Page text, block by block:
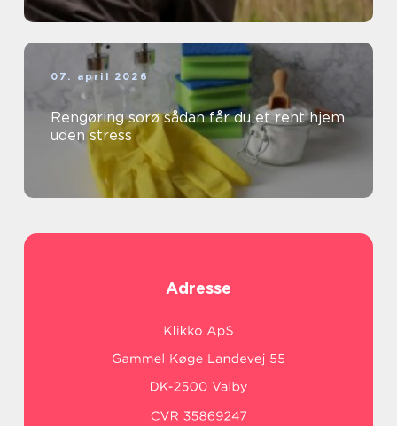
07. april 2026
Rengøring sorø sådan får du et rent hjem
uden stress
Adresse